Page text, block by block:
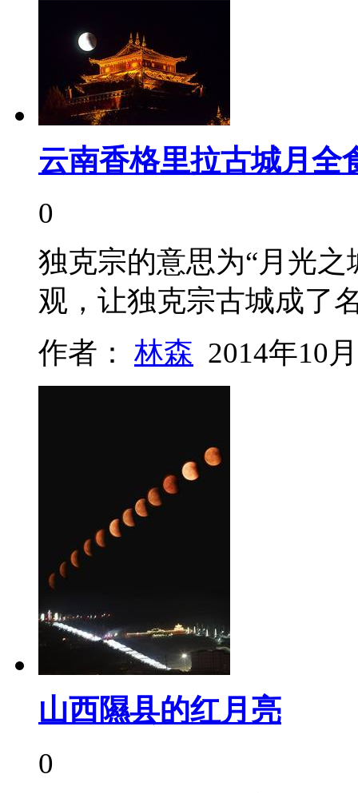
云南香格里拉古城月全
0
独克宗的意思为“月光
观，让独克宗古城成了
作者： 林森 2014年10
山西隰县的红月亮
0